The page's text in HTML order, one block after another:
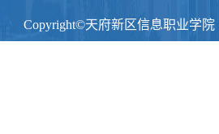
Copyright©天府新区信息职业学院